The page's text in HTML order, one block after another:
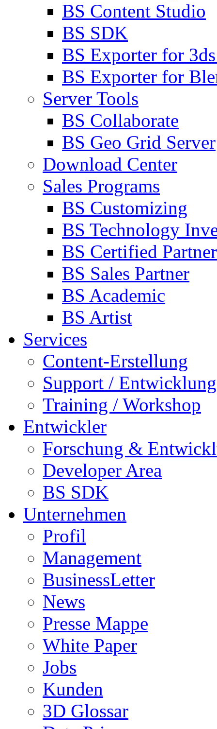
BS Content Studio
BS SDK
BS Exporter for
BS Exporter for
Server Tools
BS Collaborate
BS Geo Grid Server
Download Center
Sales Programs
BS Customizing
BS Technology
BS Certified Partner
BS Sales Partner
BS Academic
BS Artist
Services
Content-Erstellung
Support / Entwicklung
Training / Workshop
Entwickler
Forschung &
Developer Area
BS SDK
Unternehmen
Profil
Management
BusinessLetter
News
Presse Mappe
White Paper
Jobs
Kunden
3D Glossar